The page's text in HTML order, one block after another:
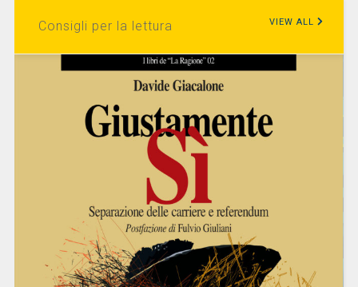
Consigli per la lettura VIEW ALL